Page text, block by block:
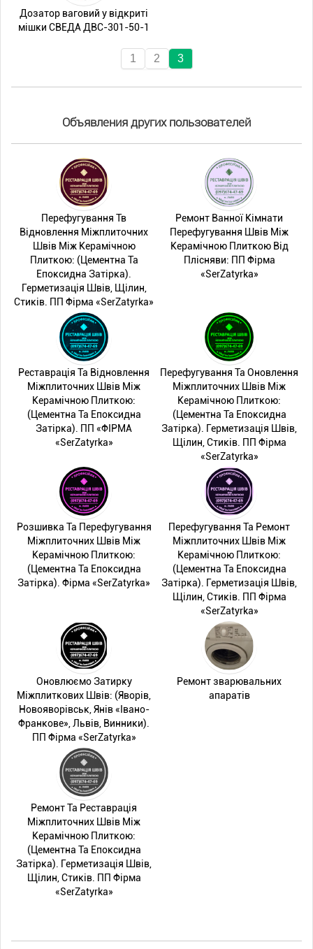
Дозатор ваговий у відкриті
мішки СВЕДА ДВС-301-50-1
1 2 3
Объявления других пользователей
Перефугування Тв
Відновлення Міжплиточних
Швів Між Керамічною
Плиткою: (Цементна Та
Епоксидна Затірка).
Герметизація Швів, Щілин,
Стиків. ПП Фірма «SerZatyrka»
Ремонт Ванної Кімнати
Перефугування Швів Між
Керамічною Плиткою Від
Плісняви: ПП Фірма
«SerZatyrka»
Реставрація Та Відновлення
Міжплиточних Швів Між
Керамічною Плиткою:
(Цементна Та Епоксидна
Затірка). ПП «ФІРМА
«SerZatyrka»
Перефугування Та Оновлення
Міжплиточних Швів Між
Керамічною Плиткою:
(Цементна Та Епоксидна
Затірка). Герметизація Швів,
Щілин, Стиків. ПП Фірма
«SerZatyrka»
Розшивка Та Перефугування
Міжплиточних Швів Між
Керамічною Плиткою:
(Цементна Та Епоксидна
Затірка). Фірма «SerZatyrka»
Перефугування Та Ремонт
Міжплиточних Швів Між
Керамічною Плиткою:
(Цементна Та Епоксидна
Затірка). Герметизація Швів,
Щілин, Стиків. ПП Фірма
«SerZatyrka»
Оновлюємо Затирку
Міжплиткових Швів: (Яворів,
Новояворівськ, Янів «Івано-
Франкове», Львів, Винники).
ПП Фірма «SerZatyrka»
Ремонт зварювальних
апаратів
Ремонт Та Реставрація
Міжплиточних Швів Між
Керамічною Плиткою:
(Цементна Та Епоксидна
Затірка). Герметизація Швів,
Щілин, Стиків. ПП Фірма
«SerZatyrka»